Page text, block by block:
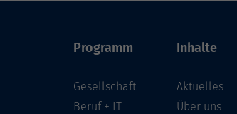
Programm
Gesellschaft
Beruf + IT
Inhalte
Aktuelles
Über uns